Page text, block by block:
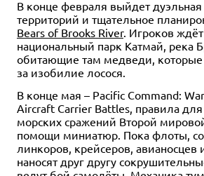
В конце февраля выйдет дуэльная
территорий и тщательное
Bears of Brooks River. Игроков
национальный парк Катмай, река
обитающие там медведи, которые
за изобилие лосося.
В конце мая – Pacific Command:
Aircraft Carrier Battles, правила
морских сражений Второй
помощи миниатюр. Пока флоты,
линкоров, крейсеров, авианосцев
наносят друг другу